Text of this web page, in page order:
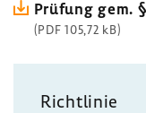
Prüfung gem.
(PDF 105,72 kB)
Richt­linie